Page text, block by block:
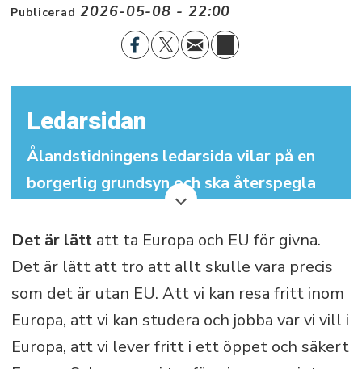
Publicerad 2026-05-08 - 22:00
Ledarsidan
Ålandstidningens ledarsida vilar på en
borgerlig grundsyn och ska återspegla
det traditionellt demokratiska åländska
samhället. Ledarsidan ska verka för att
utveckla ålänningarnas
självbestämmande samt för bevarandet
av Åland som ett enspråkigt svenskt
örike.
Det är lätt att ta Europa och EU för givna.
Det är lätt att tro att allt skulle vara precis
som det är utan EU. Att vi kan resa fritt inom
Europa, att vi kan studera och jobba var vi vill i
Europa, att vi lever fritt i ett öppet och säkert